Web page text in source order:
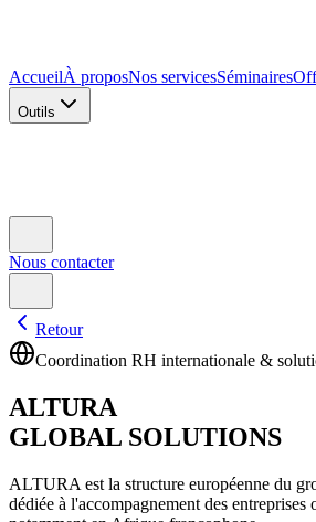
AccueilÀ proposNos servicesSéminaires
Outils
Nous contacter
Retour
Coordination RH internationale &
ALTURA
GLOBAL SOLUTIONS
ALTURA est la structure européenne du
dédiée à l'accompagnement des entreprises